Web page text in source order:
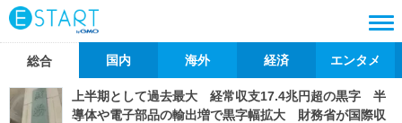
総合 国内 海外 経済 エンタメ
上半期として過去最大 経常収支17.4兆円超の黒字 半
導体や電子部品の輸出増で黒字幅拡大 財務省が国際収